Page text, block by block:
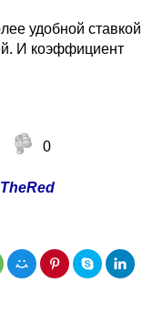
удобной ставкой
И коэффициент
0
TheRed